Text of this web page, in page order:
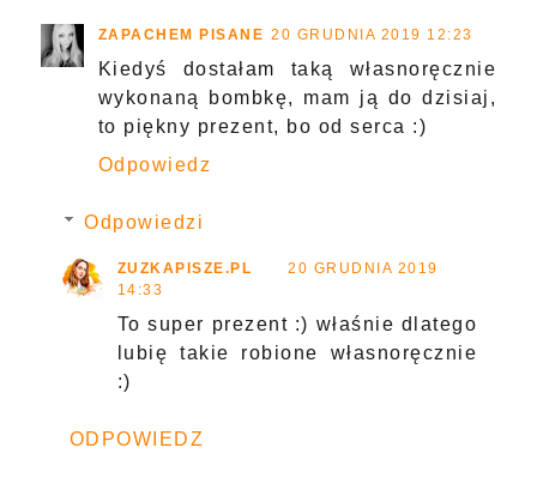
ZAPACHEM PISANE 20 GRUDNIA 2019 12:23
Kiedyś dostałam taką własnoręcznie
wykonaną bombkę, mam ją do dzisiaj,
to piękny prezent, bo od serca :)
Odpowiedz
Odpowiedzi
ZUZKAPISZE.PL
20 GRUDNIA 2019
14:33
To super prezent :) właśnie dlatego
lubię takie robione własnoręcznie
:)
ODPOWIEDZ